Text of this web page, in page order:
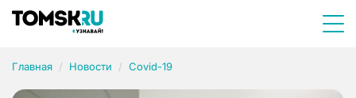
Главная Новости Covid-19